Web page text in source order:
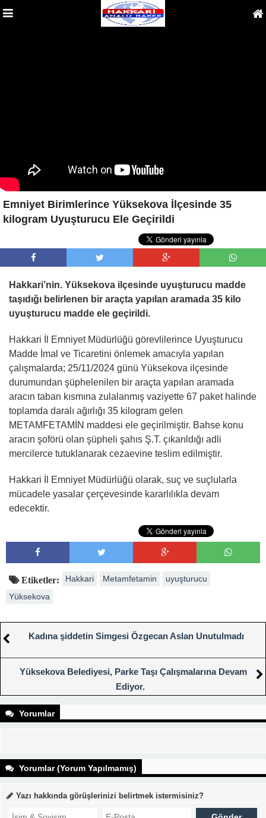
Emniyet Birimlerince Yüksekova İlçesinde 35
kilogram Uyuşturucu Ele Geçirildi
Hakkari’nin. Yüksekova ilçesinde uyuşturucu madde
taşıdığı belirlenen bir araçta yapılan aramada 35 kilo
uyuşturucu madde ele geçirildi.
Hakkari İl Emniyet Müdürlüğü görevlilerince Uyuşturucu
Madde İmal ve Ticaretini önlemek amacıyla yapılan
çalışmalarda; 25/11/2024 günü Yüksekova ilçesinde
durumundan şüphelenilen bir araçta yapılan aramada
aracın taban kısmına zulalanmış vaziyette 67 paket halinde
toplamda daralı ağırlığı 35 kilogram gelen
METAMFETAMİN maddesi ele geçirilmiştir. Bahse konu
aracın şoförü olan şüpheli şahıs Ş.T. çıkarıldığı adli
mercilerce tutuklanarak cezaevine teslim edilmiştir.
Hakkari İl Emniyet Müdürlüğü olarak, suç ve suçlularla
mücadele yasalar çerçevesinde kararlılıkla devam
edecektir.
Etiketler: Hakkari Metamfetamin
uyuşturucu
Yüksekova
Kadına şiddetin Simgesi Özgecan Aslan Unutulmadı
Yüksekova Belediyesi, Parke Taşı Çalışmalarına Devam
Ediyor.
Yorumlar
Yorumlar (Yorum Yapılmamış)
Yazı hakkında görüşlerinizi belirtmek istermisiniz?